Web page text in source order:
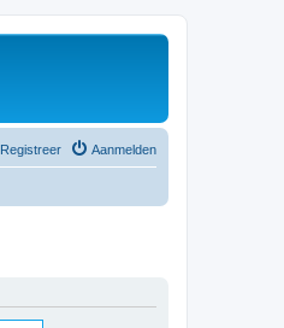
Aanmelden
Registreer